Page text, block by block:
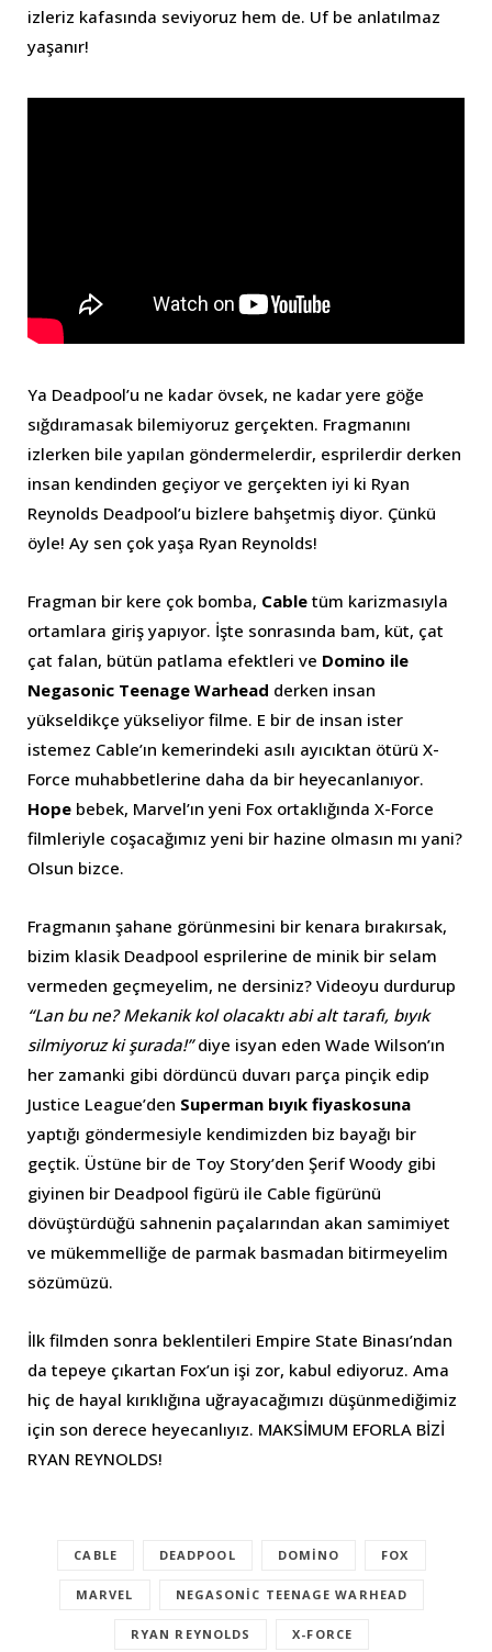
izleriz kafasında seviyoruz hem de. Uf be anlatılmaz
yaşanır!
Ya Deadpool’u ne kadar övsek, ne kadar yere göğe
sığdıramasak bilemiyoruz gerçekten. Fragmanını
izlerken bile yapılan göndermelerdir, esprilerdir derken
insan kendinden geçiyor ve gerçekten iyi ki Ryan
Reynolds Deadpool’u bizlere bahşetmiş diyor. Çünkü
öyle! Ay sen çok yaşa Ryan Reynolds!
Fragman bir kere çok bomba, Cable tüm karizmasıyla
ortamlara giriş yapıyor. İşte sonrasında bam, küt, çat
çat falan, bütün patlama efektleri ve Domino ile
Negasonic Teenage Warhead derken insan
yükseldikçe yükseliyor filme. E bir de insan ister
istemez Cable’ın kemerindeki asılı ayıcıktan ötürü X-
Force muhabbetlerine daha da bir heyecanlanıyor.
Hope bebek, Marvel’ın yeni Fox ortaklığında X-Force
filmleriyle coşacağımız yeni bir hazine olmasın mı yani?
Olsun bizce.
Fragmanın şahane görünmesini bir kenara bırakırsak,
bizim klasik Deadpool esprilerine de minik bir selam
vermeden geçmeyelim, ne dersiniz? Videoyu durdurup
“Lan bu ne? Mekanik kol olacaktı abi alt tarafı, bıyık
silmiyoruz ki şurada!”diye isyan eden Wade Wilson’ın
her zamanki gibi dördüncü duvarı parça pinçik edip
Justice League’den Superman bıyık fiyaskosuna
yaptığı göndermesiyle kendimizden biz bayağı bir
geçtik. Üstüne bir de Toy Story’den Şerif Woody gibi
giyinen bir Deadpool figürü ile Cable figürünü
dövüştürdüğü sahnenin paçalarından akan samimiyet
ve mükemmelliğe de parmak basmadan bitirmeyelim
sözümüzü.
İlk filmden sonra beklentileri Empire State Binası’ndan
da tepeye çıkartan Fox’un işi zor, kabul ediyoruz. Ama
hiç de hayal kırıklığına uğrayacağımızı düşünmediğimiz
için son derece heyecanlıyız. MAKSİMUM EFORLA BİZİ
RYAN REYNOLDS!
CABLE DEADPOOL DOMINO FOX
MARVEL NEGASONIC TEENAGE WARHEAD
RYAN REYNOLDS X-FORCE